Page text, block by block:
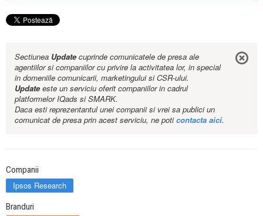
Sectiunea Updatecuprinde comunicatele de presa ale
agentiilor si companiilor cu privire la activitatea lor, in special
in domeniile comunicarii, marketingului si CSR-ului.
Updateeste un serviciu oferit companiilor in cadrul
platformelor IQads si SMARK.
Daca esti reprezentantul unei companii si vrei sa publici un
comunicat de presa prin acest serviciu, ne poticontacta aici.
Companii
Ipsos Research
Branduri